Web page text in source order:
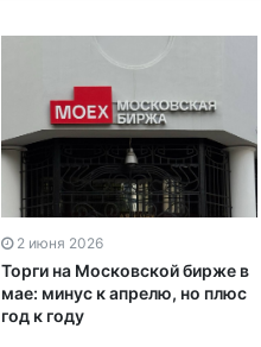
2 июня 2026
Торги на Московской бирже в
мае: минус к апрелю, но плюс
год к году